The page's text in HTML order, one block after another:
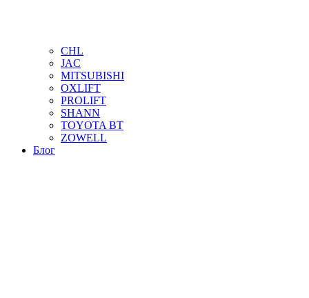
CHL
JAC
MITSUBISHI
OXLIFT
PROLIFT
SHANN
TOYOTA BT
ZOWELL
Блог